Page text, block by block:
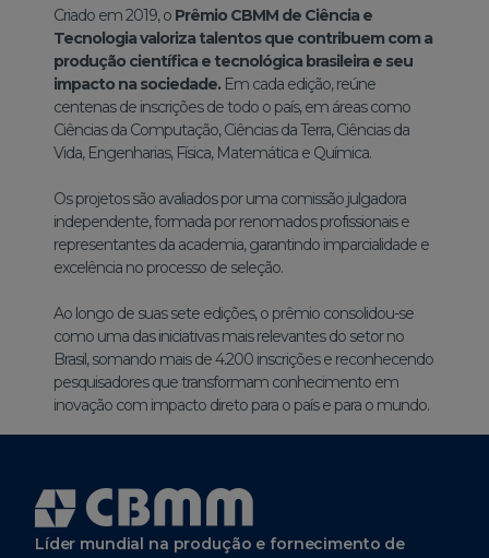
Criado em 2019, o Prêmio CBMM de Ciência e
Tecnologia valoriza talentos que contribuem com a
produção científica e tecnológica brasileira e seu
impacto na sociedade. Em cada edição, reúne
centenas de inscrições de todo o país, em áreas como
Ciências da Computação, Ciências da Terra, Ciências da
Vida, Engenharias, Física, Matemática e Química.
Os projetos são avaliados por uma comissão julgadora
independente, formada por renomados profissionais e
representantes da academia, garantindo imparcialidade e
excelência no processo de seleção.
Ao longo de suas sete edições, o prêmio consolidou-se
como uma das iniciativas mais relevantes do setor no
Brasil, somando mais de 4.200 inscrições e reconhecendo
pesquisadores que transformam conhecimento em
inovação com impacto direto para o país e para o mundo.
Líder mundial na produção e fornecimento de